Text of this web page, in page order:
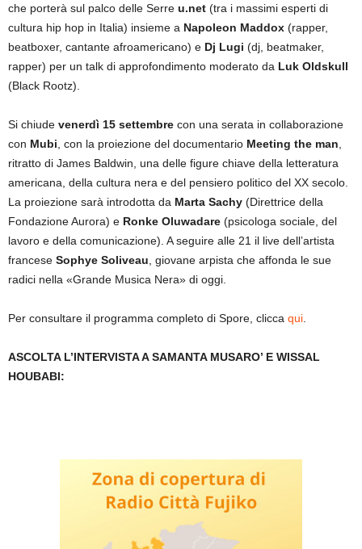
che porterà sul palco delle Serre u.net (tra i massimi esperti di
cultura hip hop in Italia) insieme a Napoleon Maddox (rapper,
beatboxer, cantante afroamericano) e Dj Lugi (dj, beatmaker,
rapper) per un talk di approfondimento moderato da Luk Oldskull
(Black Rootz).
Si chiude venerdì 15 settembre con una serata in collaborazione
con Mubi, con la proiezione del documentario Meeting the man,
ritratto di James Baldwin, una delle figure chiave della letteratura
americana, della cultura nera e del pensiero politico del XX secolo.
La proiezione sarà introdotta da Marta Sachy (Direttrice della
Fondazione Aurora) e Ronke Oluwadare (psicologa sociale, del
lavoro e della comunicazione). A seguire alle 21 il live dell’artista
francese Sophye Soliveau, giovane arpista che affonda le sue
radici nella «Grande Musica Nera» di oggi.
Per consultare il programma completo di Spore, clicca qui.
ASCOLTA L’INTERVISTA A SAMANTA MUSARO’ E WISSAL
HOUBABI: